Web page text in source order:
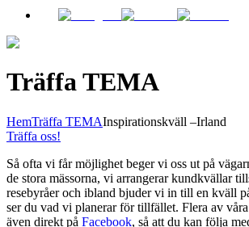
Träffa TEMA
HemTräffa TEMAInspirationskväll –Irland
Träffa oss!
Så ofta vi får möjlighet beger vi oss ut på
de stora mässorna, vi arrangerar kundkvällar
resebyråer och ibland bjuder vi in till en kväll
ser du vad vi planerar för tillfället. Flera av
även direkt på Facebook, så att du kan följa